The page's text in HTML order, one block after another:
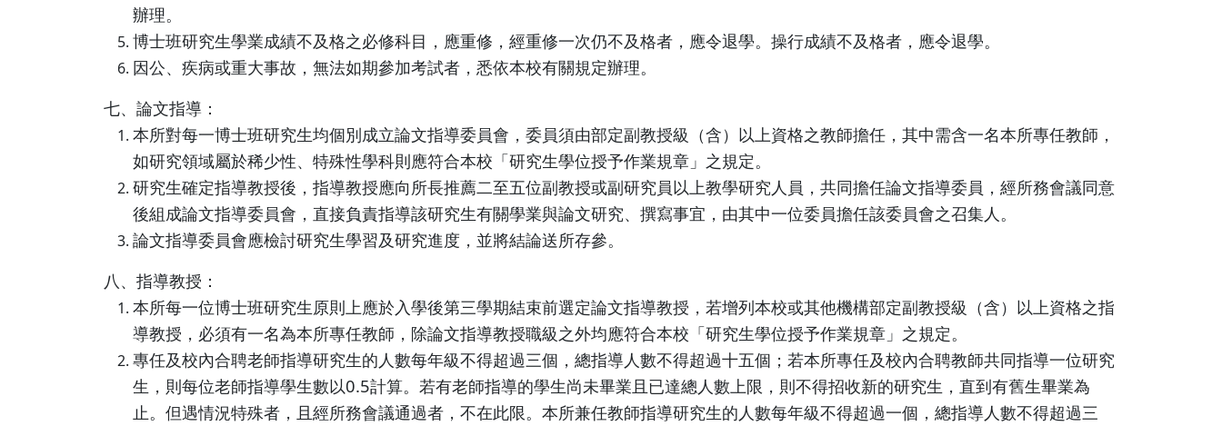
辦理。
博士班研究生學業成績不及格之必修科目，應重修，經重修一次仍不及格者，應令退學。操行成績不及格者，應令退學。
因公、疾病或重大事故，無法如期參加考試者，悉依本校有關規定辦理。
七、論文指導：
本所對每一博士班研究生均個別成立論文指導委員會，委員須由部定副教授級（含）以上資格之教師擔任，其中需含一名本所專任教師，
如研究領域屬於稀少性、特殊性學科則應符合本校「研究生學位授予作業規章」之規定。
研究生確定指導教授後，指導教授應向所長推薦二至五位副教授或副研究員以上教學研究人員，共同擔任論文指導委員，經所務會議同意
後組成論文指導委員會，直接負責指導該研究生有關學業與論文研究、撰寫事宜，由其中一位委員擔任該委員會之召集人。
論文指導委員會應檢討研究生學習及研究進度，並將結論送所存參。
八、指導教授：
本所每一位博士班研究生原則上應於入學後第三學期結束前選定論文指導教授，若增列本校或其他機構部定副教授級（含）以上資格之指
導教授，必須有一名為本所專任教師，除論文指導教授職級之外均應符合本校「研究生學位授予作業規章」之規定。
專任及校內合聘老師指導研究生的人數每年級不得超過三個，總指導人數不得超過十五個；若本所專任及校內合聘教師共同指導一位研究
生，則每位老師指導學生數以0.5計算。若有老師指導的學生尚未畢業且已達總人數上限，則不得招收新的研究生，直到有舊生畢業為
止。但遇情況特殊者，且經所務會議通過者，不在此限。本所兼任教師指導研究生的人數每年級不得超過一個，總指導人數不得超過三